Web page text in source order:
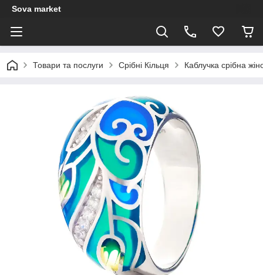
Sova market
Товари та послуги Срібні Кільця Каблучка срібна